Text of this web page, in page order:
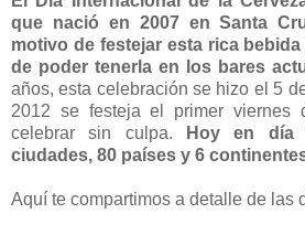
que nació en 2007 en Santa
motivo de festejar esta rica
de poder tenerla en los bares
años, esta celebración se hizo el 5
2012 se festeja el primer viernes
celebrar sin culpa.
Hoy en día
ciudades, 80 países y 6
Aquí te compartimos a detalle de las